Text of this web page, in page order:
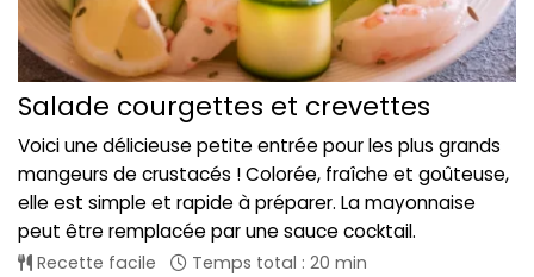
Salade courgettes et crevettes
Voici une délicieuse petite entrée pour les plus grands
mangeurs de crustacés ! Colorée, fraîche et goûteuse,
elle est simple et rapide à préparer. La mayonnaise
peut être remplacée par une sauce cocktail.
Recette facile Temps total : 20 min